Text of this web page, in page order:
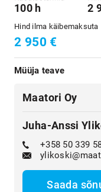
100 h 2
Hind ilma käibemaksuta
2 950 €
Müüja teave
Maatori Oy
Juha-Anssi
+358 50 339
Saada